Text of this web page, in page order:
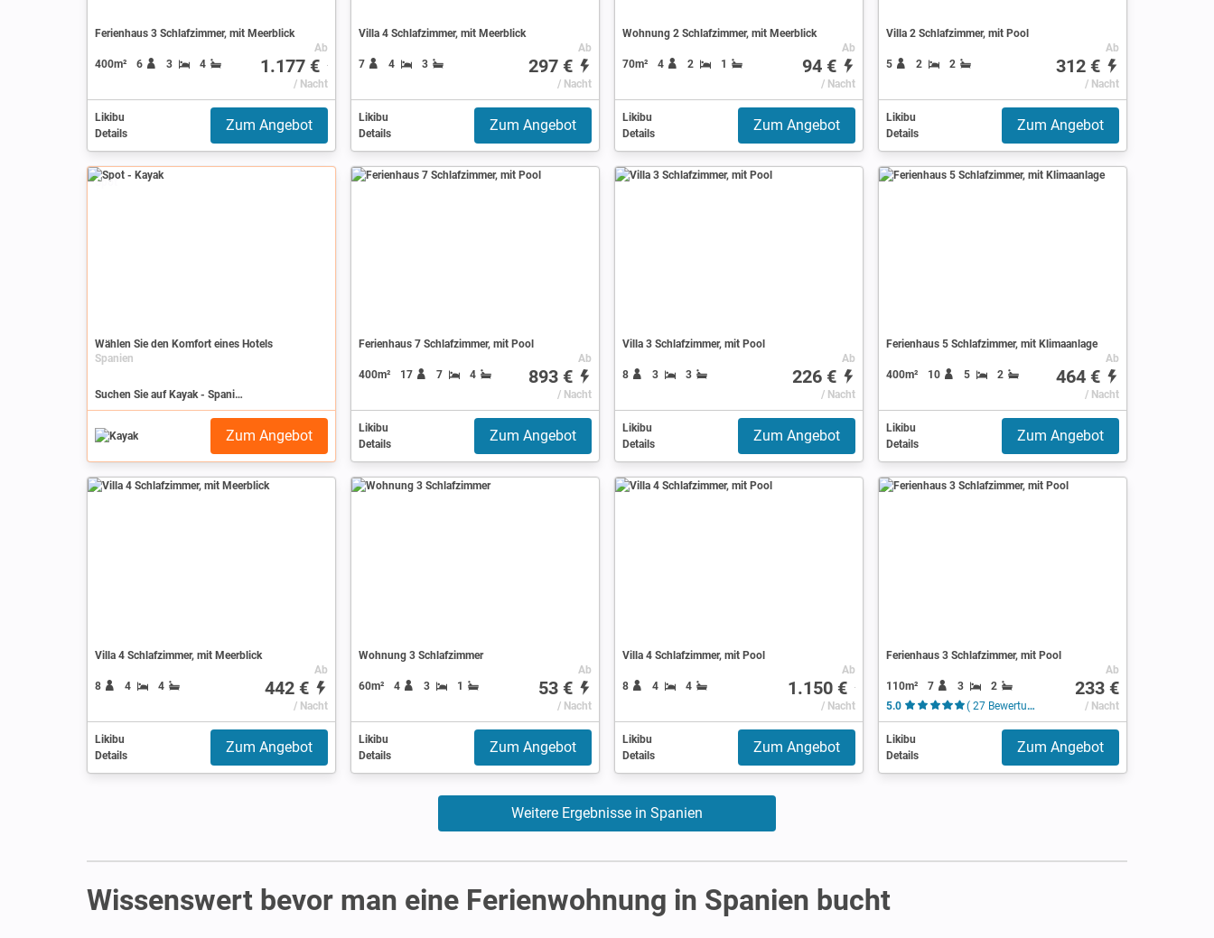
Ferienhaus 3 Schlafzimmer, mit Meerblick
400m² 6 3 4
Ab
1.177 €
/ Nacht
Likibu
Details
Zum Angebot
Villa 4 Schlafzimmer, mit Meerblick
7 4 3
Ab
297 €
/ Nacht
Likibu
Details
Zum Angebot
Wohnung 2 Schlafzimmer, mit Meerblick
70m² 4 2 1
Ab
94 €
/ Nacht
Likibu
Details
Zum Angebot
Villa 2 Schlafzimmer, mit Pool
5 2 2
Ab
312 €
/ Nacht
Likibu
Details
Zum Angebot
Spot
Wählen Sie den Komfort eines Hotels
Spanien
Suchen Sie auf Kayak - Spanien
Zum Angebot
Ferienhaus 7 Schlafzimmer, mit Pool
400m² 17 7 4
Ab
893 €
/ Nacht
Likibu
Details
Zum Angebot
Villa 3 Schlafzimmer, mit Pool
8 3 3
Ab
226 €
/ Nacht
Likibu
Details
Zum Angebot
Ferienhaus 5 Schlafzimmer, mit Klimaanlage
400m² 10 5 2
Ab
464 €
/ Nacht
Likibu
Details
Zum Angebot
Villa 4 Schlafzimmer, mit Meerblick
8 4 4
Ab
442 €
/ Nacht
Likibu
Details
Zum Angebot
Wohnung 3 Schlafzimmer
60m² 4 3 1
Ab
53 €
/ Nacht
Likibu
Details
Zum Angebot
Villa 4 Schlafzimmer, mit Pool
8 4 4
Ab
1.150 €
/ Nacht
Likibu
Details
Zum Angebot
Ferienhaus 3 Schlafzimmer, mit Pool
110m² 7 3
2
5.0
( 27 Bewertungen )
Ab
233 €
/ Nacht
Likibu
Details
Zum Angebot
Weitere Ergebnisse in Spanien
Wissenswert bevor man eine Ferienwohnung in Spanien bucht